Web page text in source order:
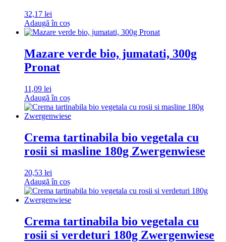
32,17 lei
Adaugă în coș
Mazare verde bio, jumatati, 300g
Pronat
11,09 lei
Adaugă în coș
Crema tartinabila bio vegetala cu
rosii si masline 180g Zwergenwiese
20,53 lei
Adaugă în coș
Crema tartinabila bio vegetala cu
rosii si verdeturi 180g Zwergenwiese